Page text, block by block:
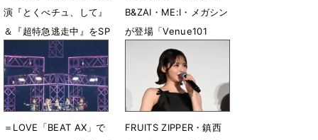
演『とくべチュ、して』
＆『超特急逃走中』をSP
メドレーで生歌唱
7月18日 19時18分
B&ZAI・ME:I・メガシン
が登場「Venue101
EXTRA」DAY2見どころ
7月16日 10時30分
＝LOVE「BEAT AX」で
FRUITS ZIPPER・鎮西